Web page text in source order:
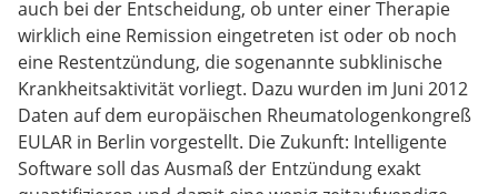
auch bei der Entscheidung, ob unter einer Therapie
wirklich eine Remission eingetreten ist oder ob noch
eine Restentzündung, die sogenannte subklinische
Krankheitsaktivität vorliegt. Dazu wurden im Juni 2012
Daten auf dem europäischen Rheumatologenkongreß
EULAR in Berlin vorgestellt. Die Zukunft: Intelligente
Software soll das Ausmaß der Entzündung exakt